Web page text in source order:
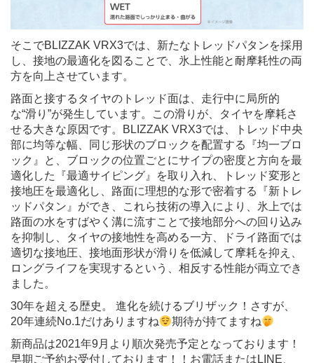
そこでBLIZZAK VRX3では、新たなトレッドパタンを採用
し、接地の最適化を図ることで、氷上性能と耐摩耗性の両
方を向上させています。
路面と接するタイヤのトレッド面は、走行中に局所的
な“滑り”が発生しています。この滑りが、タイヤを摩耗さ
せる大きな原因です。BLIZZAK VRX3では、トレッド中央
部に均等な幅、同じ形状のブロックを配置する『均一ブロ
ック』と、ブロックの位置ごとにサイプの密度と方向を最
適化した『最適サイピング』を取り入れ、トレッド変形と
接地圧を最適化し、路面に理想的な形で密着する『新トレ
ッドパタン』ができ、これら技術の導入により、氷上では
路面の水をすばやく溝に流すことで接地部分への回り込み
を抑制し、タイヤの接地性を高める一方、ドライ路面では
適切な接地圧、接地面形状が滑りを低減して摩耗を抑え、
ロングライフを実現するという、相反する性能が両立でき
ました。
30年を超える歴史。 進化を続けるブリザック！さすが、
20年連続No.1だけありますね
期待が持てますね
新商品は2021年9月より順次発売予定となっております！
早期ご予約お受付しております！！お電話またはLINE、